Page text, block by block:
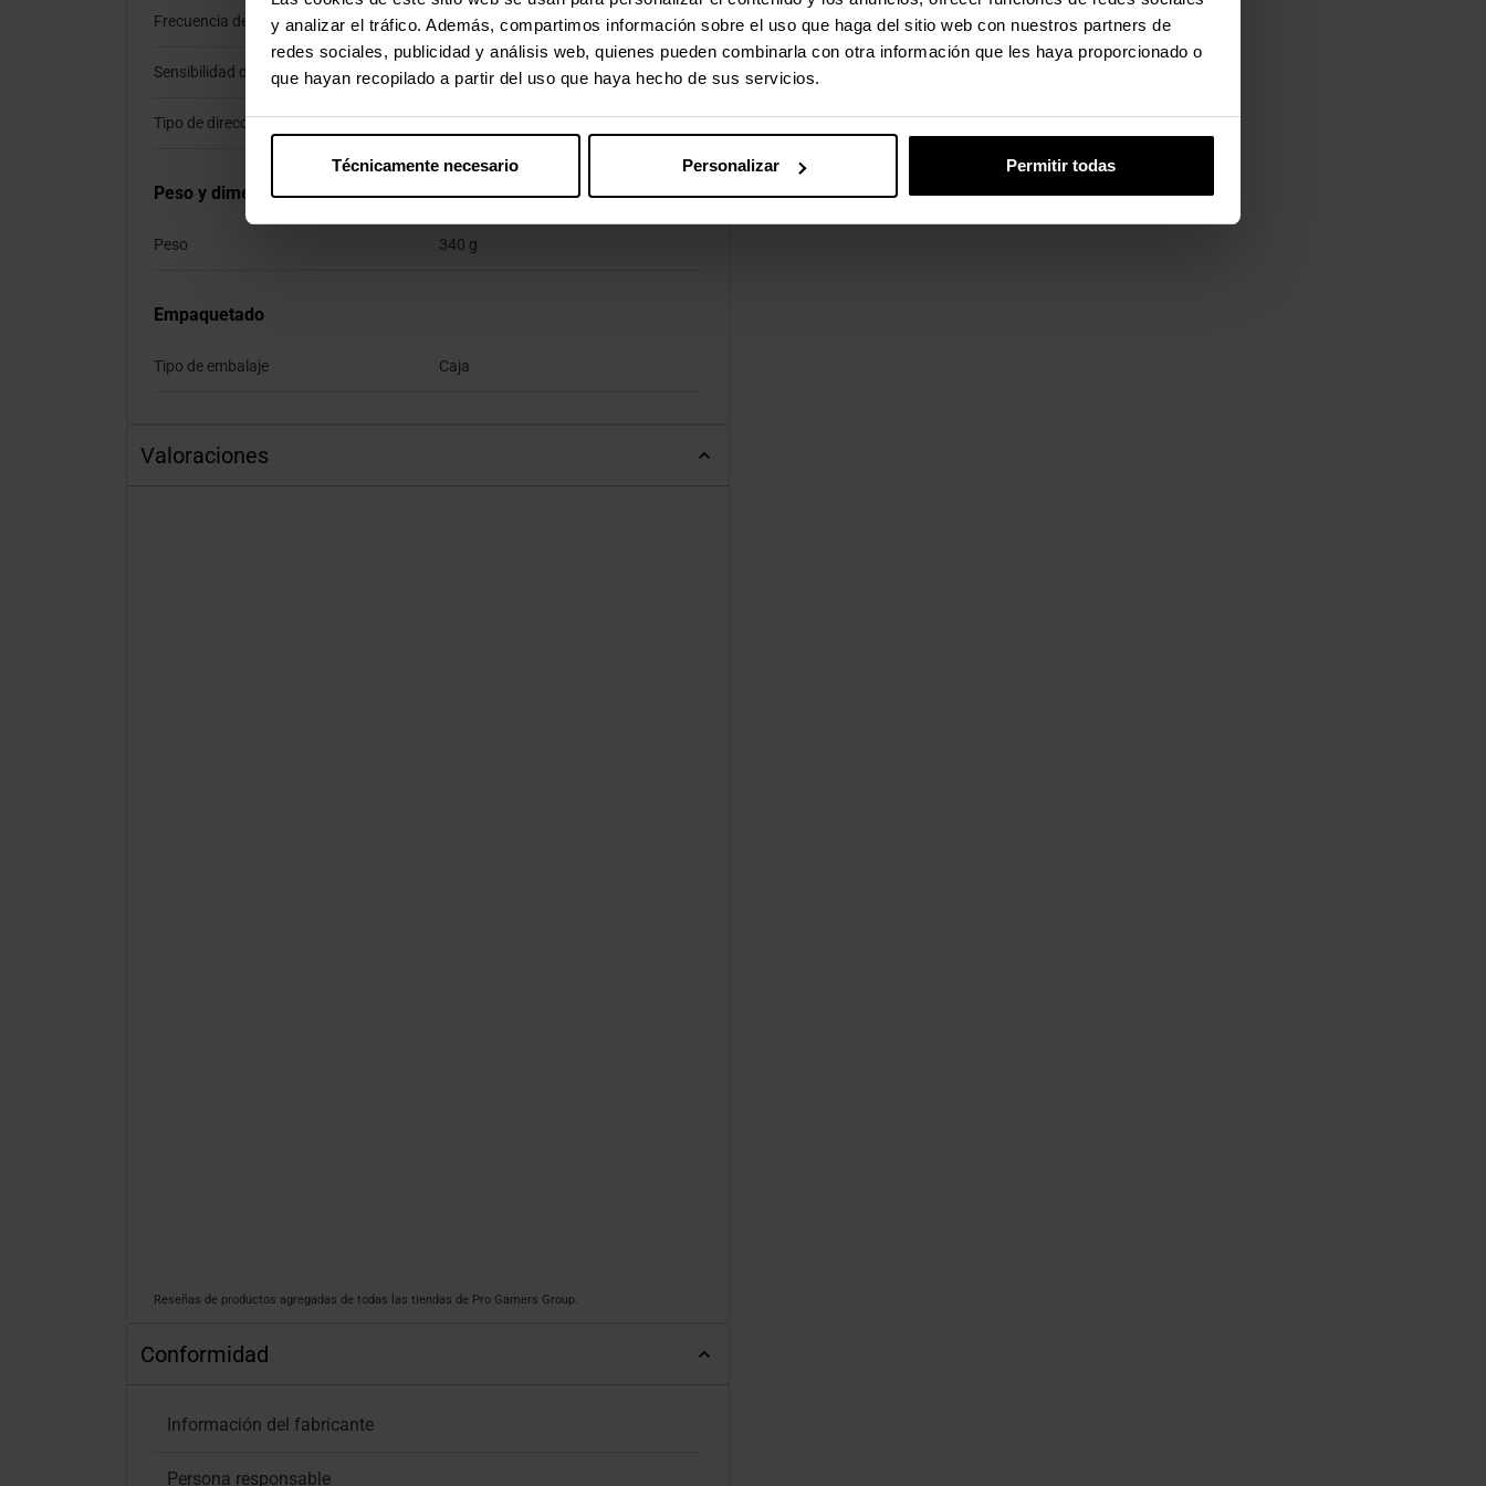
y analizar el tráfico. Además, compartimos información sobre el uso que haga del sitio web con nuestros partners de
redes sociales, publicidad y análisis web, quienes pueden combinarla con otra información que les haya proporcionado o
que hayan recopilado a partir del uso que haya hecho de sus servicios.
Técnicamente necesario Personalizar Permitir todas
Frecuencia de micrófono 100 - 10000 Hz
Sensibilidad de micrófono -38 dB
Tipo de dirección de micrófono Omnidireccional
Peso y dimensiones
Peso 340 g
Empaquetado
Tipo de embalaje Caja
Valoraciones
Reseñas de productos agregadas de todas las tiendas de Pro Gamers Group.
Conformidad
Información del fabricante
Persona responsable